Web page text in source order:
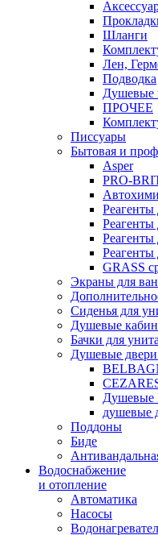
Шланги
Лен,
Подводка
Душевые
ПРОЧЕЕ
Писсуары
Бытовая и
Asper
PRO-
Реагенты
GRASS
Экраны для
Сиденья для
Душевые
Бачки для
Душевые
Душевые
душевые
Поддоны
Биде
Водоснабжение
и отопление
Автоматика
Насосы